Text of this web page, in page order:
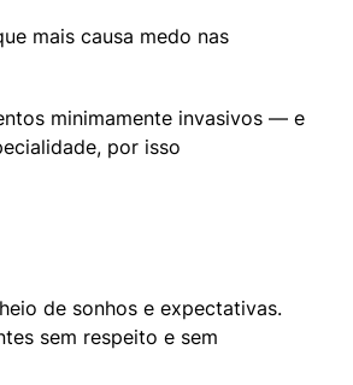
mais causa medo nas
minimamente invasivos — e
por isso
de sonhos e expectativas.
sem respeito e sem